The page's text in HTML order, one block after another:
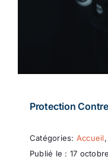
Protection
Catégories: Accueil,
Publié le : 17